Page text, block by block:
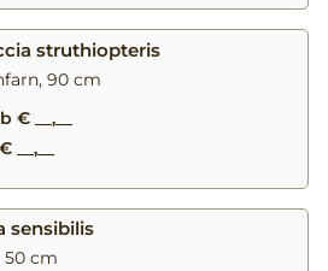
struthiopteris
90 cm
€ __,__
__,__
sensibilis
50 cm